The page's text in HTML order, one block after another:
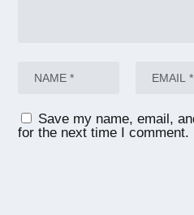
Save my name, email,
for the next time I comment.